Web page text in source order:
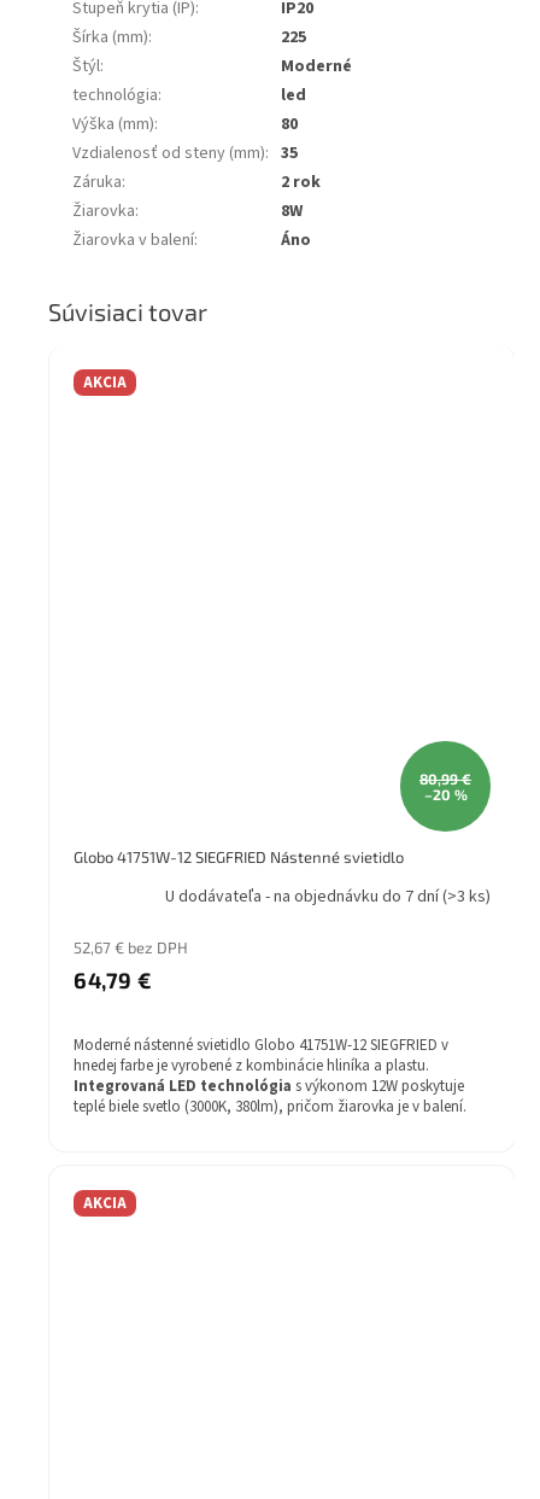
Stupeň krytia (IP):
IP20
Šírka (mm):
225
Štýl:
Moderné
technológia:
led
Výška (mm):
80
Vzdialenosť od steny (mm): 35
Záruka:
2 rok
Žiarovka:
8W
Žiarovka v balení: Áno
Súvisiaci tovar
AKCIA
80,99 €
–20 %
Globo 41751W-12 SIEGFRIED Nástenné svietidlo
U dodávateľa - na objednávku do 7 dní(>3 ks)
52,67 € bez DPH
64,79 €
Moderné nástenné svietidlo Globo 41751W-12 SIEGFRIED v
hnedej farbe je vyrobené z kombinácie hliníka a plastu.
Integrovaná LED technológia s výkonom 12W poskytuje
teplé biele svetlo (3000K, 380lm), pričom žiarovka je v balení.
AKCIA